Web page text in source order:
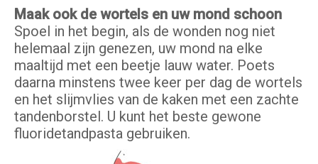
Maak ook de wortels en uw mond schoon
Spoel in het begin, als de wonden nog niet
helemaal zijn genezen, uw mond na elke
maaltijd met een beetje lauw water. Poets
daarna minstens twee keer per dag de wortels
en het slijmvlies van de kaken met een zachte
tandenborstel. U kunt het beste gewone
fluoridetandpasta gebruiken.